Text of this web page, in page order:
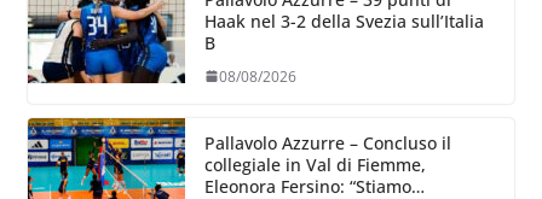
Haak nel 3-2 della Svezia sull’Italia
B
08/08/2026
Pallavolo Azzurre – Concluso il
collegiale in Val di Fiemme,
Eleonora Fersino: “Stiamo